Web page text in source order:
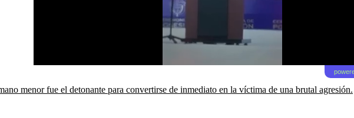
menor fue el detonante para convertirse de inmediato en la víctima de una brutal agresión.